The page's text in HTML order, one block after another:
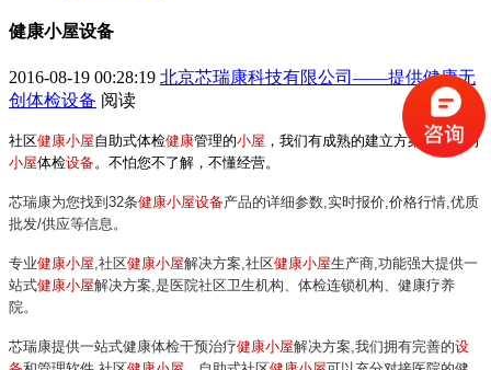
健康小屋设备
2016-08-19 00:28:19 北京芯瑞康科技有限公司——提供健康无
创体检设备 阅读
社区健康小屋自助式体检健康管理的小屋 ，我们有成熟的建立方案与完备的
小屋体检设备。不怕您不了解，不懂经营。
芯瑞康为您找到32条健康小屋设备产品的详细参数,实时报价,价格行情,优质
批发/供应等信息。
专业健康小屋,社区健康小屋解决方案,社区健康小屋生产商,功能强大提供一
站式健康小屋解决方案,是医院社区卫生机构、体检连锁机构、健康疗养
院。
芯瑞康提供一站式健康体检干预治疗健康小屋解决方案,我们拥有完善的设